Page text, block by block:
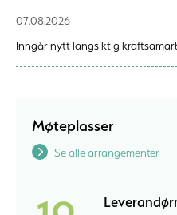
07.08.2026
Inngår nytt langsiktig
Møteplasser
Se alle arrangementer